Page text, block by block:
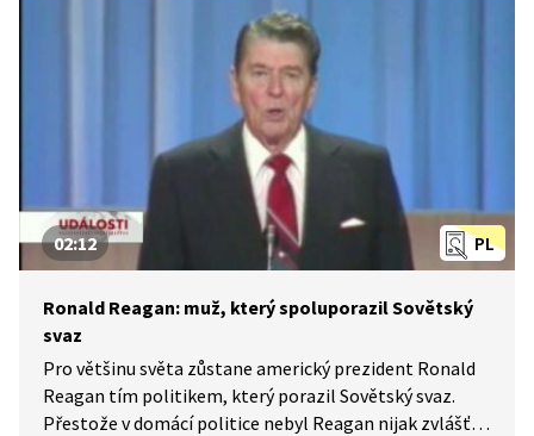
následně stal vítězem tohoto mocenského střetu.
Na konci roku 1991 Sovětský svaz přestal existovat. Co
se dělo dál a jaké poučení si z toho můžeme vzít?
PL
02:12
Ronald Reagan: muž, který spoluporazil Sovětský
svaz
Pro většinu světa zůstane americký prezident Ronald
Reagan tím politikem, který porazil Sovětský svaz.
Přestože v domácí politice nebyl Reagan nijak zvlášť